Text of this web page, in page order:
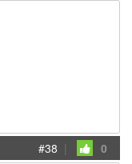
#38 | 0